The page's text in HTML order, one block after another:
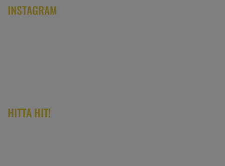
INSTAGRAM
HITTA HIT!